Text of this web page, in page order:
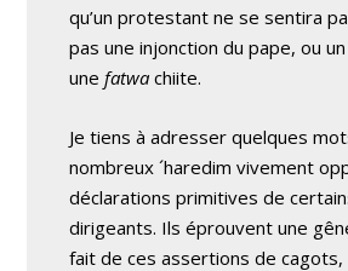
qu’un protestant ne se sentira
pas une injonction du pape, ou
unefatwa chiite.
Je tiens à adresser quelques
nombreux ´haredim vivement
déclarations primitives de
dirigeants. Ils éprouvent une
fait de ces assertions de cagots,